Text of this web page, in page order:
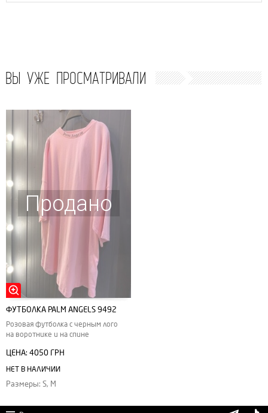
ВЫ УЖЕ ПРОСМАТРИВАЛИ
Продано
ФУТБОЛКА PALM ANGELS 9492
Розовая футболка с черным лого
на воротнике и на спине
ЦЕНА: 4050 ГРН
НЕТ В НАЛИЧИИ
Размеры: S, M